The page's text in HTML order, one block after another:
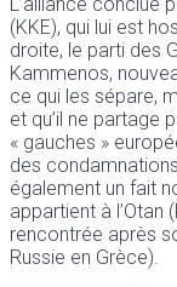
L’alliance conclue
(KKE), qui lui est
droite, le parti des
Kammenos,
ce qui les sépare,
et qu’il ne partage
« gauches »
des
également un fait
appartient à l’Otan
rencontrée après
Russie en Grèce).